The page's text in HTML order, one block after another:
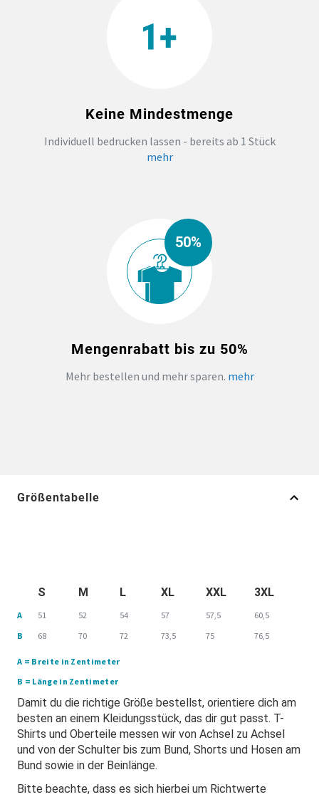
Keine Mindestmenge
Individuell bedrucken lassen - bereits ab 1 Stück
mehr
50%
Mengenrabatt bis zu 50%
Mehr bestellen und mehr sparen. mehr
Größentabelle
S M L XL XXL 3XL
A 51 52 54 57 57,5
60,5
B
68 70 72 73,5 75 76,5
A = Breite in Zentimeter
B = Länge in Zentimeter
Damit du die richtige Größe bestellst, orientiere dich am
besten an einem Kleidungsstück, das dir gut passt. T-
Shirts und Oberteile messen wir von Achsel zu Achsel
und von der Schulter bis zum Bund, Shorts und Hosen am
Bund sowie in der Beinlänge.
Bitte beachte, dass es sich hierbei um Richtwerte